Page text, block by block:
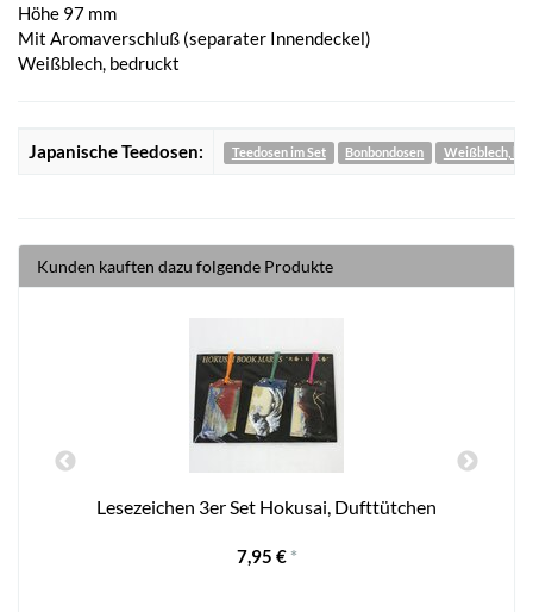
Höhe 97 mm
Mit Aromaverschluß (separater Innendeckel)
Weißblech, bedruckt
Japanische Teedosen: Teedosen im Set Bonbondosen Weißblech,
Kunden kauften dazu folgende Produkte
Lesezeichen 3er Set Hokusai, Dufttütchen
7,95 € *